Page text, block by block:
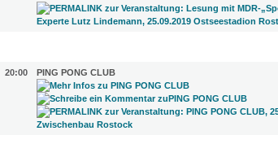
20:00
PING PONG CLUB